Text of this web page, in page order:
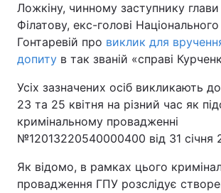
Ложкіну, чинному заступнику
Філатову, екс-голові
Гонтаревій про виклик для
допиту в так званій «справі
Усіх зазначених осіб викликають
23 та 25 квітня на різний час як
кримінальному провадженні
№12013220540000400 від 31 січня
Як відомо, в рамках цього
провадження ГПУ розслідує